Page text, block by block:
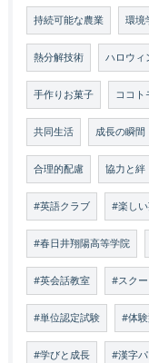
持続可能な農業 環境
熱分解技術 ハロウィ
手作りお菓子 ココト
共同生活 成長の瞬間
合理的配慮 協力と絆
#英語クラブ #楽し
#春日井翔陽高等学院
#英会話教室 #スク
#単位認定試験 #体
#学びと成長 #漢字